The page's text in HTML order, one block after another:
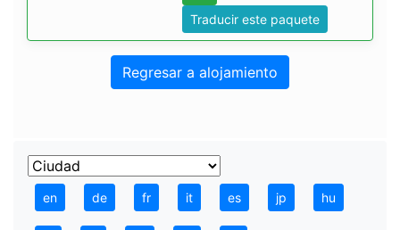
Traducir este paquete
Regresar a alojamiento
en de fr it es jp hu